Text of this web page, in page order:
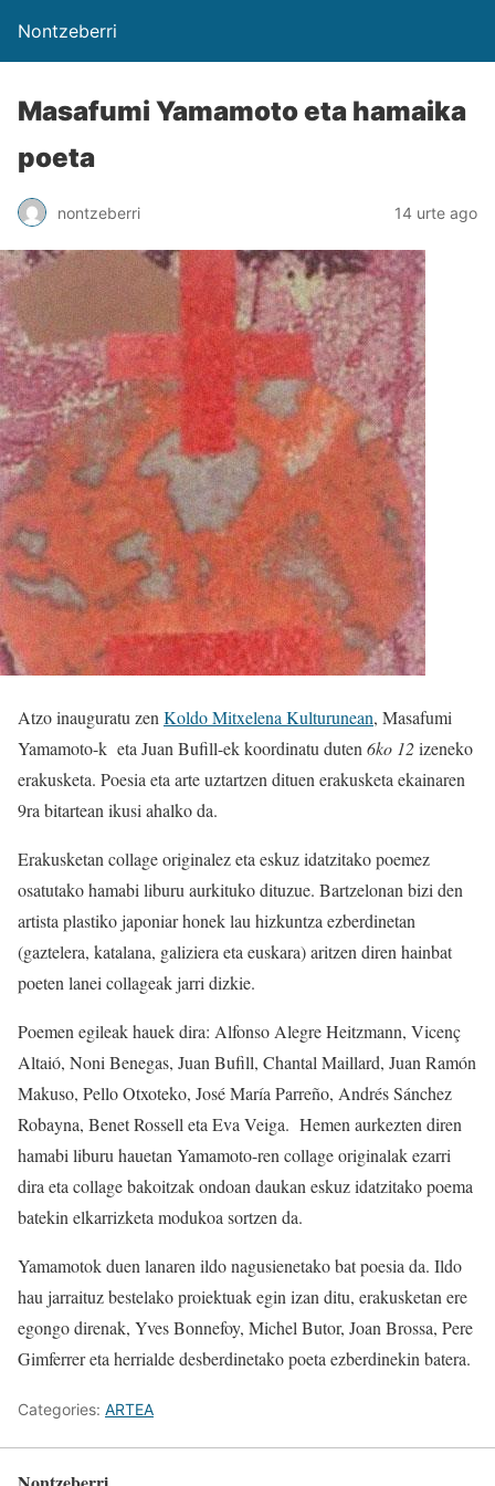
Nontzeberri
Masafumi Yamamoto eta hamaika
poeta
nontzeberri 14 urte ago
Atzo inauguratu zen Koldo Mitxelena Kulturunean, Masafumi
Yamamoto-k eta Juan Bufill-ek koordinatu duten 6ko 12izeneko
erakusketa. Poesia eta arte uztartzen dituen erakusketa ekainaren
9ra bitartean ikusi ahalko da.
Erakusketan collage originalez eta eskuz idatzitako poemez
osatutako hamabi liburu aurkituko dituzue. Bartzelonan bizi den
artista plastiko japoniar honek lau hizkuntza ezberdinetan
(gaztelera, katalana, galiziera eta euskara) aritzen diren hainbat
poeten lanei collageak jarri dizkie.
Poemen egileak hauek dira: Alfonso Alegre Heitzmann, Vicenç
Altaió, Noni Benegas, Juan Bufill, Chantal Maillard, Juan Ramón
Makuso, Pello Otxoteko, José María Parreño, Andrés Sánchez
Robayna, Benet Rossell eta Eva Veiga. Hemen aurkezten diren
hamabi liburu hauetan Yamamoto-ren collage originalak ezarri
dira eta collage bakoitzak ondoan daukan eskuz idatzitako poema
batekin elkarrizketa modukoa sortzen da.
Yamamotok duen lanaren ildo nagusienetako bat poesia da. Ildo
hau jarraituz bestelako proiektuak egin izan ditu, erakusketan ere
egongo direnak, Yves Bonnefoy, Michel Butor, Joan Brossa, Pere
Gimferrer eta herrialde desberdinetako poeta ezberdinekin batera.
Categories: ARTEA